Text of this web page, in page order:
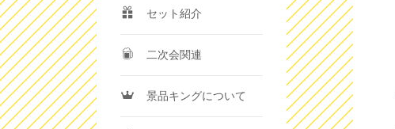
セット紹介
二次会関連
景品キングについて